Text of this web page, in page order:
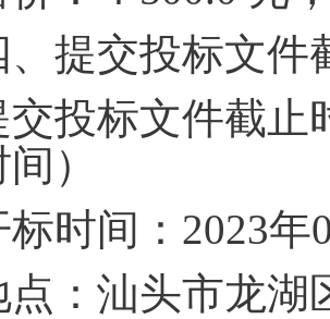
、提交投标文件
交投标文件截止
）
标时间：2023年
点：汕头市龙湖